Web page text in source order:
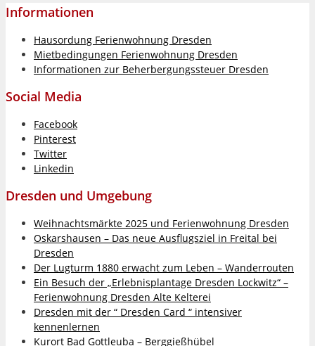
Informationen
Hausordung Ferienwohnung Dresden
Mietbedingungen Ferienwohnung Dresden
Informationen zur Beherbergungssteuer Dresden
Social Media
Facebook
Pinterest
Twitter
Linkedin
Dresden und Umgebung
Weihnachtsmärkte 2025 und Ferienwohnung Dresden
Oskarshausen – Das neue Ausflugsziel in Freital bei
Dresden
Der Lugturm 1880 erwacht zum Leben – Wanderrouten
Ein Besuch der „Erlebnisplantage Dresden Lockwitz“ –
Ferienwohnung Dresden Alte Kelterei
Dresden mit der “ Dresden Card “ intensiver
kennenlernen
Kurort Bad Gottleuba – Berggießhübel